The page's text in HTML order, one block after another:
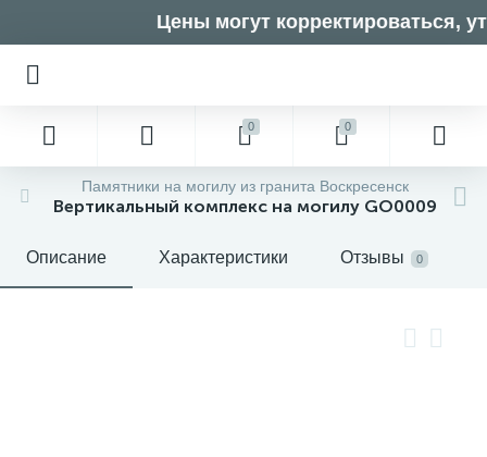
Цены могут корректироваться,
0 0
Памятники на могилу из гранита Воскресенск
Вертикальный комплекс на могилу GO0009
Описание Характеристики Отзывы 0